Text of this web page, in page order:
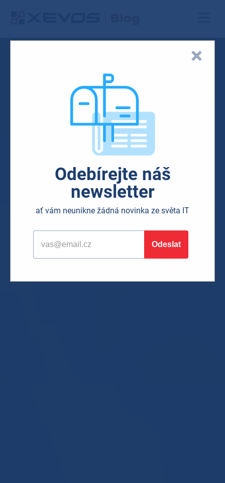
Odebírejte náš
newsletter
ať vám neunikne žádná novinka ze světa IT